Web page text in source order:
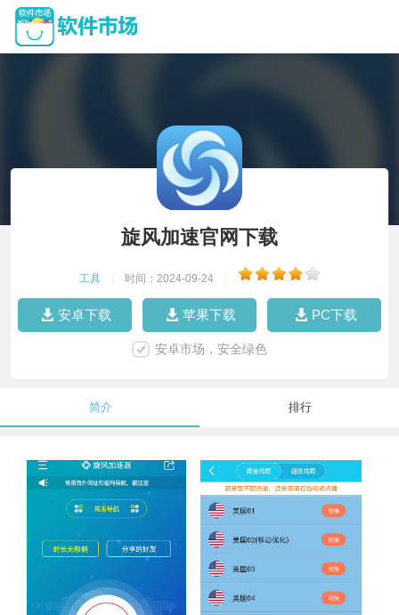
旋风加速官网下载
工具 时间：2024-09-24
安卓下载 苹果下载 PC下载
安卓市场，安全绿色
简介 排行